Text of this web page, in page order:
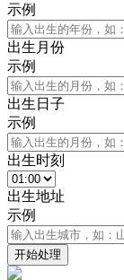
示例
出生月份
示例
出生日子
示例
出生时刻
出生地址
示例
开始处理